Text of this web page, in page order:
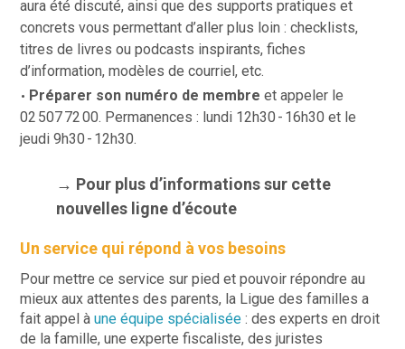
aura été discuté, ainsi que des supports pratiques et
concrets vous permettant d’aller plus loin : checklists,
titres de livres ou podcasts inspirants, fiches
d’information, modèles de courriel, etc.
Préparer son numéro de membre et appeler le
02 507 72 00. Permanences : lundi 12h30 - 16h30 et le
jeudi 9h30 - 12h30.
→ Pour plus d’informations sur cette
nouvelles ligne d’écoute
Un service qui répond à vos besoins
Pour mettre ce service sur pied et pouvoir répondre au
mieux aux attentes des parents, la Ligue des familles a
fait appel àune équipe spécialisée : des experts en droit
de la famille, une experte fiscaliste, des juristes